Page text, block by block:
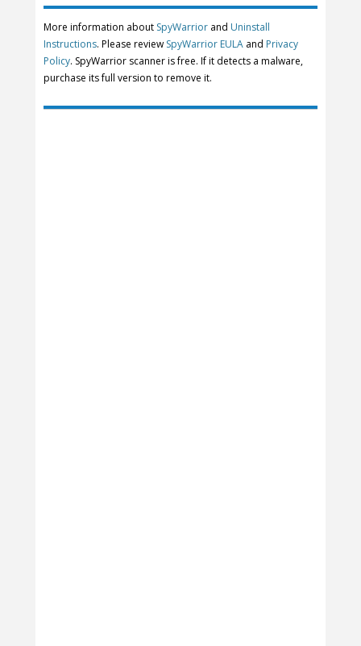
More information about SpyWarrior and Uninstall
Instructions. Please review SpyWarrior EULA and Privacy
Policy. SpyWarrior scanner is free. If it detects a malware,
purchase its full version to remove it.